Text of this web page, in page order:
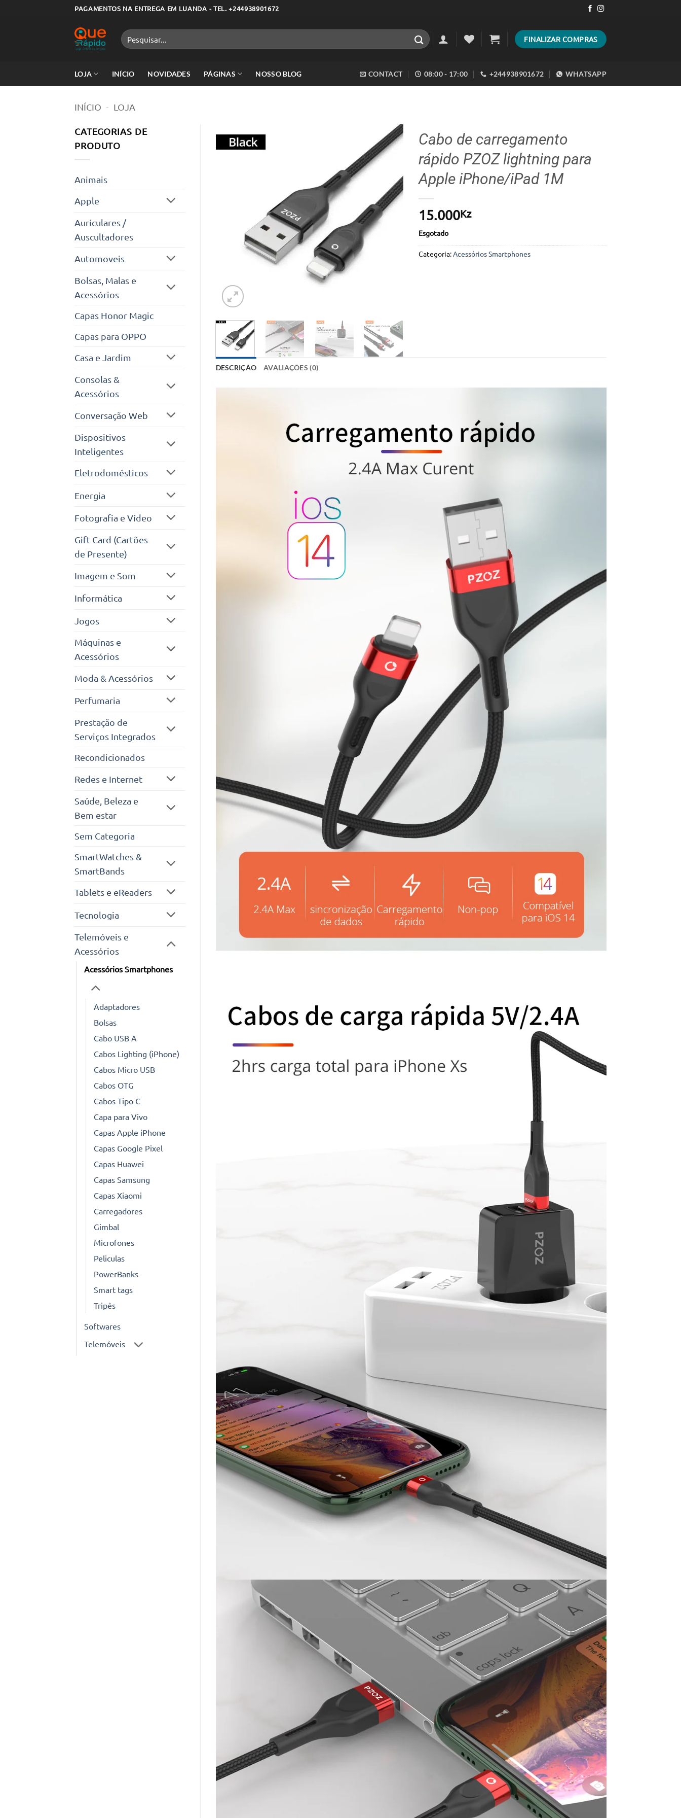
PAGAMENTOS NA ENTREGA EM LUANDA - TEL. +244938901672
Pesquisar
por:
FINALIZAR COMPRAS
LOJA INÍCIO NOVIDADES PÁGINAS NOSSO BLOG CONTACT 08:00 - 17:00 +244938901672 WHATSAPP
INÍCIO - LOJA
CATEGORIAS DE
PRODUTO
Animais
Apple
Auriculares /
Auscultadores
Automoveis
Bolsas, Malas e
Acessórios
Capas Honor Magic
Capas para OPPO
Casa e Jardim
Consolas &
Acessórios
Conversação Web
Dispositivos
Inteligentes
Eletrodomésticos
Energia
Fotografia e Vídeo
Gift Card (Cartões
de Presente)
Imagem e Som
Informática
Jogos
Máquinas e
Acessórios
Moda & Acessórios
Perfumaria
Prestação de
Serviços Integrados
Recondicionados
Redes e Internet
Saúde, Beleza e
Bem estar
Sem Categoria
SmartWatches &
SmartBands
Tablets e eReaders
Tecnologia
Telemóveis e
Acessórios
Acessórios Smartphones
Adaptadores
Bolsas
Cabo USB A
Cabos Lighting (iPhone)
Cabos Micro USB
Cabos OTG
Cabos Tipo C
Capa para Vivo
Capas Apple iPhone
Capas Google Pixel
Capas Huawei
Capas Samsung
Capas Xiaomi
Carregadores
Gimbal
Microfones
Peliculas
PowerBanks
Smart tags
Tripês
Softwares
Telemóveis
Adicionar
aos meus
Cabo de carregamento
rápido PZOZ lightning para
Apple iPhone/iPad 1M
15.000Kz
Esgotado
Categoria: Acessórios Smartphones
DESCRIÇÃO AVALIAÇÕES (0)